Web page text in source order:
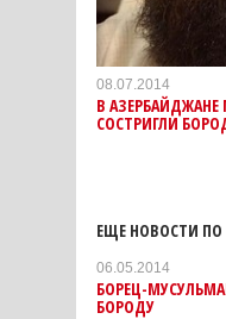
08.07.2014
В
СОСТРИГЛИ
ЕЩЕ НОВОСТИ ПО
06.05.2014
БОРЕЦ-
БОРОДУ